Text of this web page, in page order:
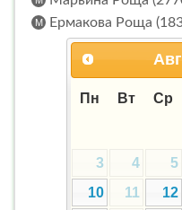
Ермакова Роща
Пн Вт Ср
3
4 5
10
11 12